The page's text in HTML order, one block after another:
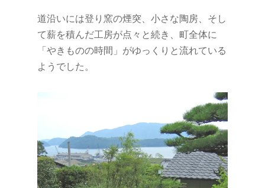
道沿いには登り窯の煙突、小さな陶房、そし
て薪を積んだ工房が点々と続き、町全体に
「やきものの時間」がゆっくりと流れている
ようでした。